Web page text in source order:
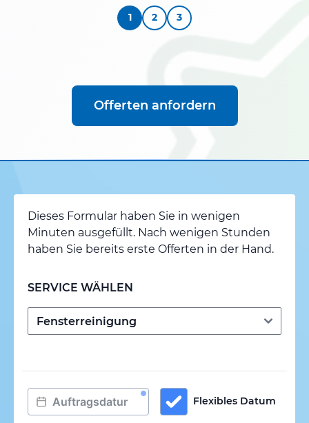
1 2 3
Offerten anfordern
Dieses Formular haben Sie in wenigen
Minuten ausgefüllt. Nach wenigen Stunden
haben Sie bereits erste Offerten in der Hand.
SERVICE WÄHLEN
Flexibles Datum